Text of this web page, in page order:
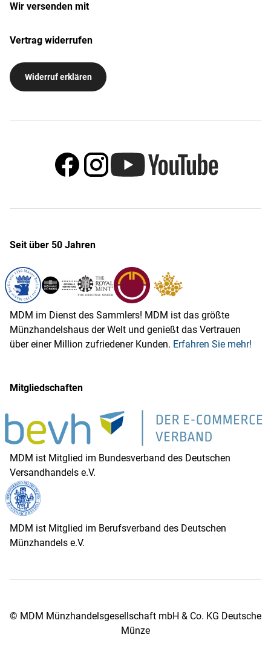
Wir versenden mit
Vertrag widerrufen
Widerruf erklären
Seit über 50 Jahren
MDM im Dienst des Sammlers! MDM ist das größte
Münzhandelshaus der Welt und genießt das Vertrauen
über einer Million zufriedener Kunden. Erfahren Sie mehr!
Mitgliedschaften
MDM ist Mitglied im Bundesverband des Deutschen
Versandhandels e.V.
MDM ist Mitglied im Berufsverband des Deutschen
Münzhandels e.V.
© MDM Münzhandelsgesellschaft mbH & Co. KG Deutsche
Münze